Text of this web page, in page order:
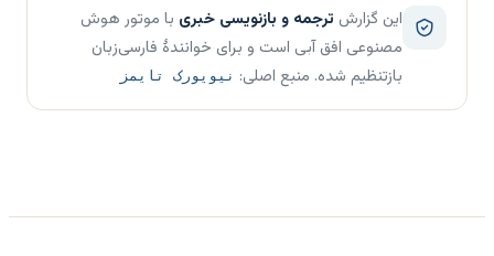
این گزارش ترجمه و بازنویسی خبری با موتور هوش
مصنوعی افق آبی است و برای خوانندهٔ فارسی‌زبان
بازتنظیم شده. منبع اصلی: نیویورک تایمز